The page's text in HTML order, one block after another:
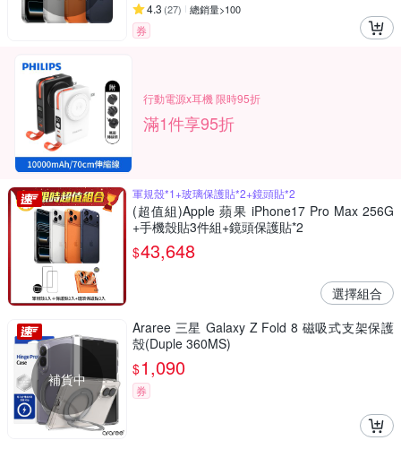
4.3 (27) 總銷量>100
券
行動電源x耳機 限時95折
滿1件享95折
軍規殼*1+玻璃保護貼*2+鏡頭貼*2
(超值組)Apple 蘋果 iPhone17 Pro Max 256G
+手機殼貼3件組+鏡頭保護貼*2
$43,648
選擇組合
補貨中
Araree 三星 Galaxy Z Fold 8 磁吸式支架保護
殼(Duple 360MS)
$1,090
券